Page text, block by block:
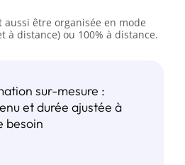
être organisée en mode
à distance) ou 100% à distance.
sur-mesure :
et durée ajustée à
besoin